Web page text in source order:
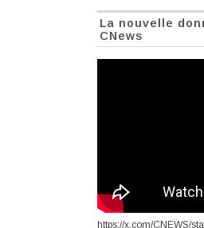
La nouvelle
CNews
https://x.com/CNEWS/